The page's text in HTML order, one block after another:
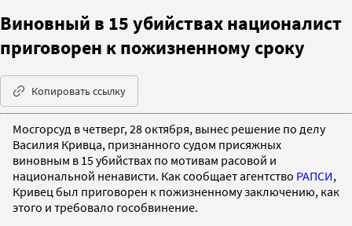
Виновный в 15 убийствах националист
приговорен к пожизненному сроку
Копировать ссылку
Мосгорсуд в четверг, 28 октября, вынес решение по делу
Василия Кривца, признанного судом присяжных
виновным в 15 убийствах по мотивам расовой и
национальной ненависти. Как сообщает агентство РАПСИ,
Кривец был приговорен к пожизненному заключению, как
этого и требовало гособвинение.